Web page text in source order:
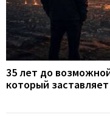
35 лет до
который